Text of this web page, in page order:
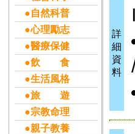
●自然科普
●心理勵志
●醫療保健
●飲 食
●生活風格
●旅 遊
●宗教命理
●親子教養
詳
細
資
料